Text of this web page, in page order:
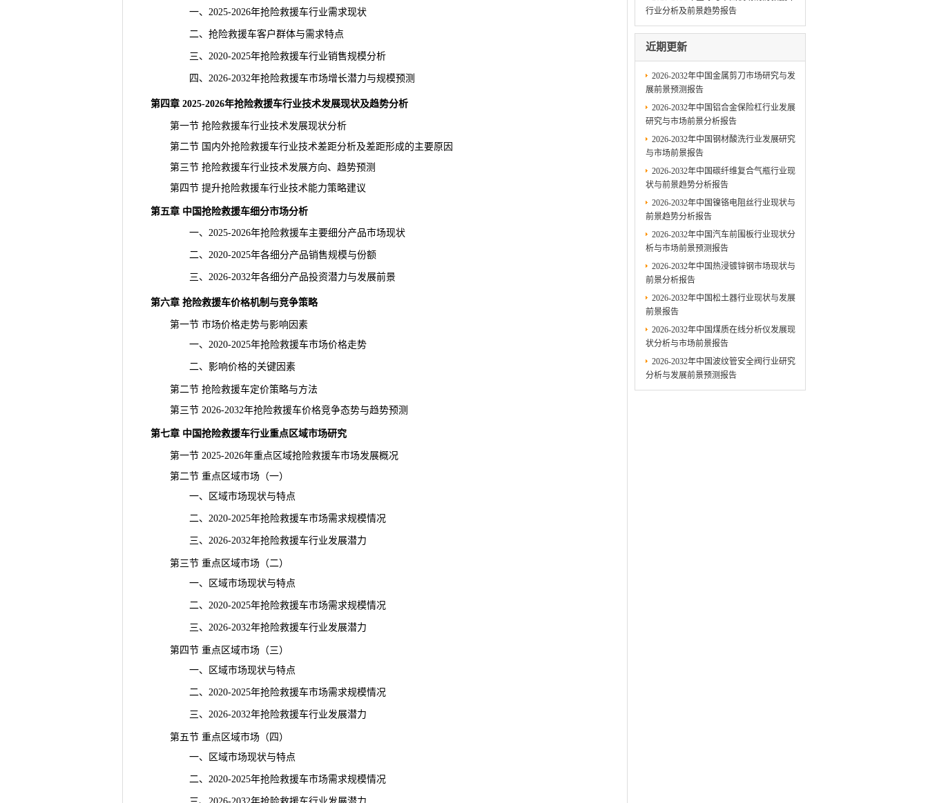
一、2025-2026年抢险救援车行业需求现状
二、抢险救援车客户群体与需求特点
三、2020-2025年抢险救援车行业销售规模分析
四、2026-2032年抢险救援车市场增长潜力与规模预测
第四章 2025-2026年抢险救援车行业技术发展现状及趋势分析
第一节 抢险救援车行业技术发展现状分析
第二节 国内外抢险救援车行业技术差距分析及差距形成的主要原因
第三节 抢险救援车行业技术发展方向、趋势预测
第四节 提升抢险救援车行业技术能力策略建议
第五章 中国抢险救援车细分市场分析
一、2025-2026年抢险救援车主要细分产品市场现状
二、2020-2025年各细分产品销售规模与份额
三、2026-2032年各细分产品投资潜力与发展前景
第六章 抢险救援车价格机制与竞争策略
第一节 市场价格走势与影响因素
一、2020-2025年抢险救援车市场价格走势
二、影响价格的关键因素
第二节 抢险救援车定价策略与方法
第三节 2026-2032年抢险救援车价格竞争态势与趋势预测
第七章 中国抢险救援车行业重点区域市场研究
第一节 2025-2026年重点区域抢险救援车市场发展概况
第二节 重点区域市场（一）
一、区域市场现状与特点
二、2020-2025年抢险救援车市场需求规模情况
三、2026-2032年抢险救援车行业发展潜力
第三节 重点区域市场（二）
一、区域市场现状与特点
二、2020-2025年抢险救援车市场需求规模情况
三、2026-2032年抢险救援车行业发展潜力
第四节 重点区域市场（三）
一、区域市场现状与特点
二、2020-2025年抢险救援车市场需求规模情况
三、2026-2032年抢险救援车行业发展潜力
第五节 重点区域市场（四）
一、区域市场现状与特点
二、2020-2025年抢险救援车市场需求规模情况
行业分析及前景趋势报告
近期更新
2026-2032年中国金属剪刀市场研究与发
展前景预测报告
2026-2032年中国铝合金保险杠行业发展
研究与市场前景分析报告
2026-2032年中国钢材酸洗行业发展研究
与市场前景报告
2026-2032年中国碳纤维复合气瓶行业现
状与前景趋势分析报告
2026-2032年中国镍铬电阻丝行业现状与
前景趋势分析报告
2026-2032年中国汽车前围板行业现状分
析与市场前景预测报告
2026-2032年中国热浸镀锌钢市场现状与
前景分析报告
2026-2032年中国松土器行业现状与发展
前景报告
2026-2032年中国煤质在线分析仪发展现
状分析与市场前景报告
2026-2032年中国波纹管安全阀行业研究
分析与发展前景预测报告